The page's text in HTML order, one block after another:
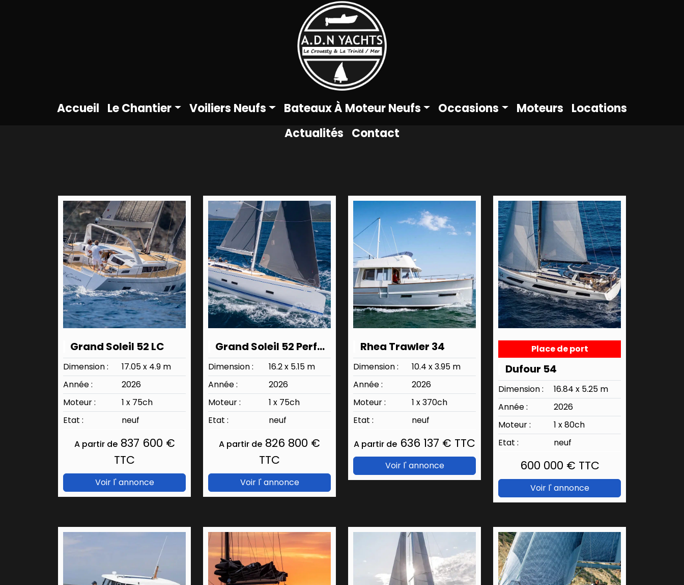
Accueil Le Chantier Voiliers Neufs Bateaux À Moteur Neufs Occasions Moteurs Locations
Actualités Contact
Grand Soleil 52 LC
Dimension :
17.05 x 4.9 m
Année :
2026
Moteur :
1 x 75ch
Etat :
neuf
A partir de837 600 €
TTC
Voir l' annonce
Grand Soleil 52 Performance
Dimension :
16.2 x 5.15 m
Année :
2026
Moteur :
1 x 75ch
Etat :
neuf
A partir de 826 800 €
TTC
Voir l' annonce
Rhea Trawler 34
Dimension :
10.4 x 3.95 m
Année :
2026
Moteur :
1 x 370ch
Etat :
neuf
A partir de 636 137 € TTC
Voir l' annonce
Place de port
Dufour 54
Dimension :
16.84 x 5.25 m
Année :
2026
Moteur :
1 x 80ch
Etat :
neuf
600 000 € TTC
Voir l' annonce